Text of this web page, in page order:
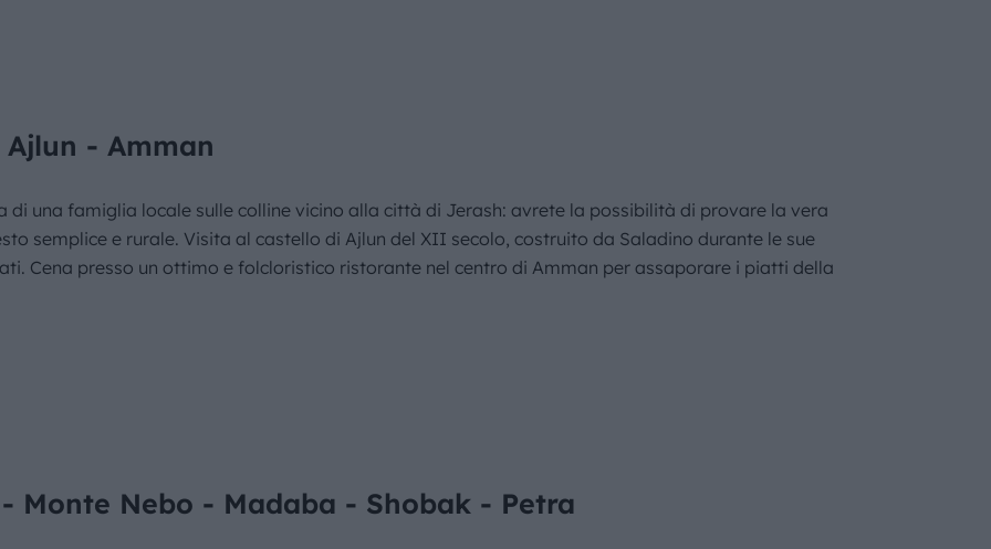
- Amman
di una famiglia locale sulle colline vicino alla città di Jerash: avrete la possibilità di provare la vera
semplice e rurale. Visita al castello di Ajlun del XII secolo, costruito da Saladino durante le sue
Cena presso un ottimo e folcloristico ristorante nel centro di Amman per assaporare i piatti della
Monte Nebo - Madaba - Shobak - Petra